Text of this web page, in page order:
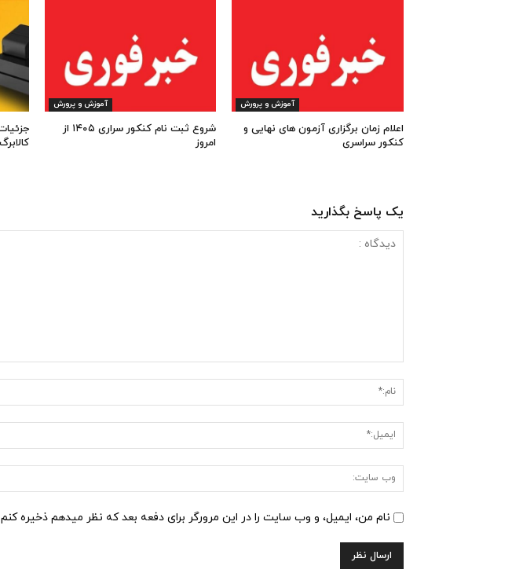
آموزش و پرورش
اعلام زمان برگزاری آزمون های نهایی و
کنکور سراسری
آموزش و پرورش
شروع ثبت نام کنکور سراری ۱۴۰۵ از
امروز
کالابرگ
یک پاسخ بگذارید
نام من، ایمیل، و وب سایت را در این مرورگر برای دفعه بعد که نظر میدهم ذخیره